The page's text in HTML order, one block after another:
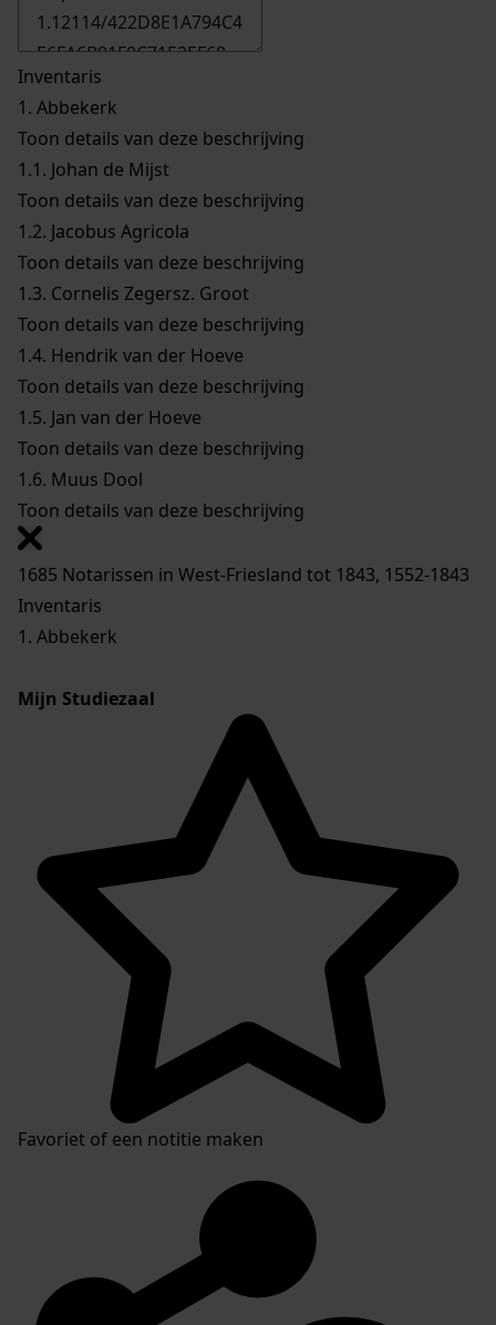
Inventaris
1. Abbekerk
Toon details van deze beschrijving
1.1. Johan de Mijst
Toon details van deze beschrijving
1.2. Jacobus Agricola
Toon details van deze beschrijving
1.3. Cornelis Zegersz. Groot
Toon details van deze beschrijving
1.4. Hendrik van der Hoeve
Toon details van deze beschrijving
1.5. Jan van der Hoeve
Toon details van deze beschrijving
1.6. Muus Dool
Toon details van deze beschrijving
1685 Notarissen in West-Friesland tot 1843, 1552-1843
Inventaris
1. Abbekerk
Mijn Studiezaal
Favoriet of een notitie maken